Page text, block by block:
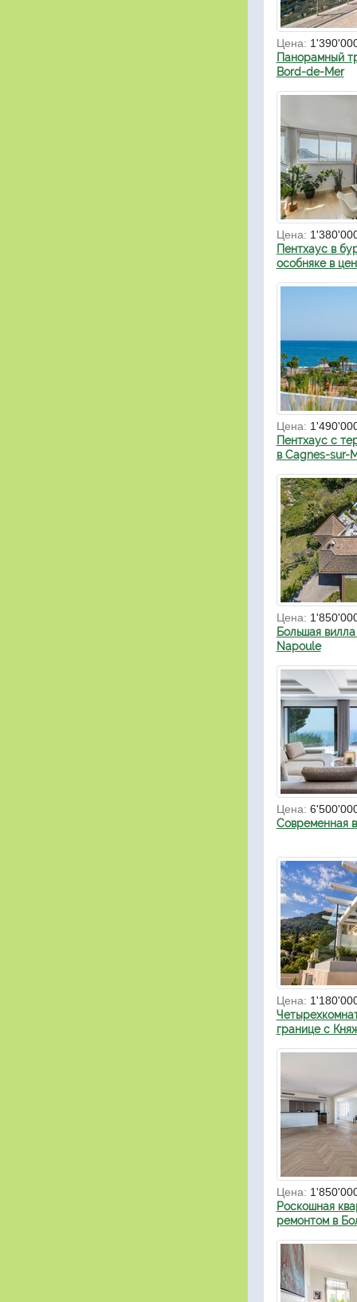
Цена:
Панорамный
Bord-de-Mer
Цена:
Пентхаус в
особняке в
Цена:
Пентхаус с
в Cagnes-sur-
Цена:
Большая
Napoule
Цена:
Современная
Цена:
границе с
Цена:
Роскошная
ремонтом в